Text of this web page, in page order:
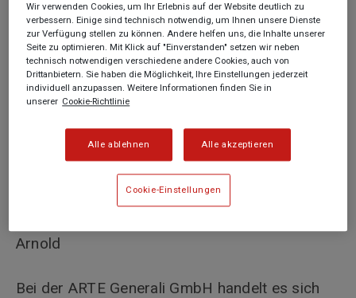
Webseite:www.artegenerali.com/de
Handelsregister:
Amtsgericht München, HRB 251651
Umsatzsteuer-Ident-Nummer:
Geschäftsführung:
Arnold
Bei der ARTE Generali GmbH handelt es sich
Wir verwenden Cookies, um Ihr Erlebnis auf der Website deutlich zu
verbessern. Einige sind technisch notwendig, um Ihnen unsere Dienste
zur Verfügung stellen zu können. Andere helfen uns, die Inhalte unserer
Seite zu optimieren. Mit Klick auf "Einverstanden" setzen wir neben
technisch notwendigen verschiedene andere Cookies, auch von
Drittanbietern. Sie haben die Möglichkeit, Ihre Einstellungen jederzeit
individuell anzupassen. Weitere Informationen finden Sie in
unserer Cookie-Richtlinie
Alle ablehnen Alle akzeptieren
Cookie-Einstellungen